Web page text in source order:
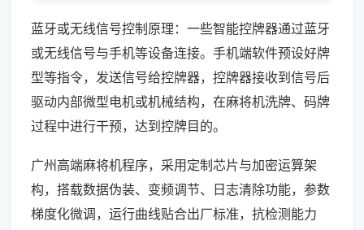
蓝牙或无线信号控制原理：一些智能控牌器通过蓝牙
或无线信号与手机等设备连接。手机端软件预设好牌
型等指令，发送信号给控牌器，控牌器接收到信号后
驱动内部微型电机或机械结构，在麻将机洗牌、码牌
过程中进行干预，达到控牌目的。
广州高端麻将机程序，采用定制芯片与加密运算架
构，搭载数据伪装、变频调节、日志清除功能，参数
梯度化微调，运行曲线贴合出厂标准，抗检测能力